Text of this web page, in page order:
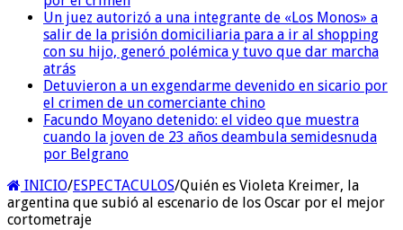
Un juez autorizó a una integrante de «Los Monos» a
salir de la prisión domiciliaria para a ir al shopping
con su hijo, generó polémica y tuvo que dar marcha
atrás
Detuvieron a un exgendarme devenido en sicario por
el crimen de un comerciante chino
Facundo Moyano detenido: el video que muestra
cuando la joven de 23 años deambula semidesnuda
por Belgrano
INICIO/ESPECTACULOS/Quién es Violeta Kreimer, la
argentina que subió al escenario de los Oscar por el mejor
cortometraje